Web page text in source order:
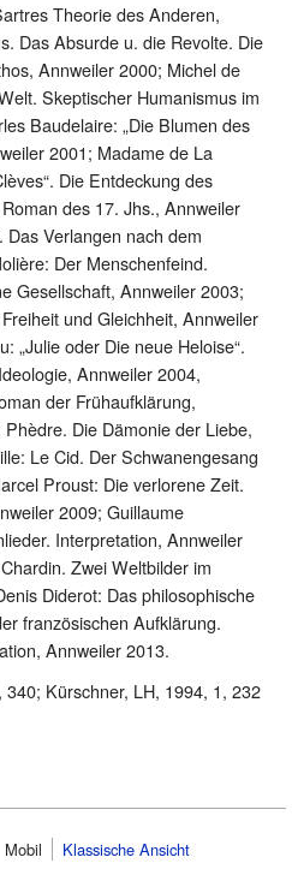
Theorie des Anderen,
Das Absurde u. die Revolte. Die
Annweiler 2000; Michel de
Skeptischer Humanismus im
Baudelaire: „Die Blumen des
2001; Madame de La
Die Entdeckung des
des 17. Jhs., Annweiler
Verlangen nach dem
Der Menschenfeind.
Gesellschaft, Annweiler 2003;
und Gleichheit, Annweiler
„Julie oder Die neue Heloise“.
Annweiler 2004,
der Frühaufklärung,
Die Dämonie der Liebe,
Le Cid. Der Schwanengesang
Proust: Die verlorene Zeit.
2009; Guillaume
Interpretation, Annweiler
Zwei Weltbilder im
Diderot: Das philosophische
französischen Aufklärung.
Annweiler 2013.
Kürschner, LH, 1994, 1, 232
Mobil‌
Klassische Ansicht